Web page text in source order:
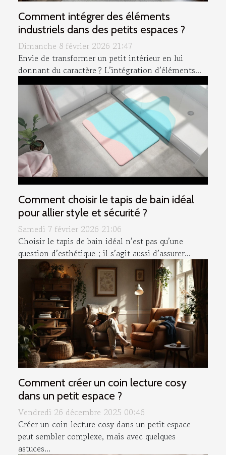
Comment intégrer des éléments
industriels dans des petits espaces ?
Dimanche 8 février 2026 21:47
Envie de transformer un petit intérieur en lui
donnant du caractère ? L’intégration d’éléments...
Comment choisir le tapis de bain idéal
pour allier style et sécurité ?
Samedi 7 février 2026 21:06
Choisir le tapis de bain idéal n’est pas qu’une
question d’esthétique ; il s’agit aussi d’assurer...
Comment créer un coin lecture cosy
dans un petit espace ?
Vendredi 26 décembre 2025 00:46
Créer un coin lecture cosy dans un petit espace
peut sembler complexe, mais avec quelques
astuces...